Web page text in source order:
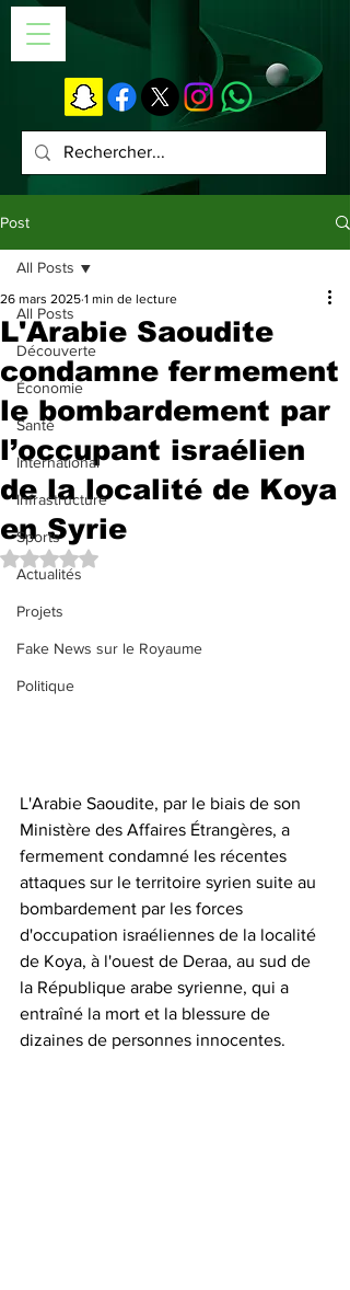
Post
All Posts
Découverte
Économie
Santé
International
Infrastructure
Sports
Actualités
Projets
Fake News sur le Royaume
Politique
All Posts
L'Arabie Saoudite
condamne fermement
le bombardement par
l’occupant israélien
de la localité de Koya
en Syrie
26 mars 2025 1 min de lecture
Noté NaN étoiles sur 5.
L'Arabie Saoudite, par le biais de son
Ministère des Affaires Étrangères, a
fermement condamné les récentes
attaques sur le territoire syrien suite au
bombardement par les forces
d'occupation israéliennes de la localité
de Koya, à l'ouest de Deraa, au sud de
la République arabe syrienne, qui a
entraîné la mort et la blessure de
dizaines de personnes innocentes.